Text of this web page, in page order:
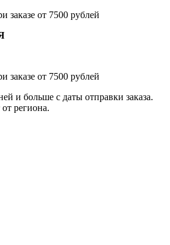
заказе от 7500 рублей
заказе от 7500 рублей
и больше с даты отправки заказа.
региона.